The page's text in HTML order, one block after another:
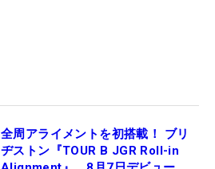
全周アライメントを初搭載！ ブリ
ヂストン『TOUR B JGR Roll-in